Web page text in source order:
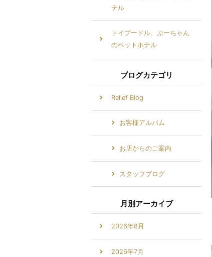
テル
トイプードル、ぷーちゃん
のペットホテル
ブログカテゴリ
Relief Blog
お客様アルバム
お店からのご案内
スタッフブログ
月別アーカイブ
2026年8月
2026年7月